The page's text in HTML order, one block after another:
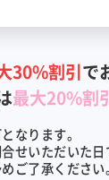
30%割引で
最大20%割
なります。
せいただいた
ご了承ください。